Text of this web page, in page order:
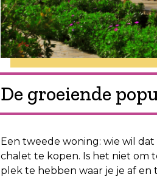
De groeiende
Een tweede woning: wie wil
chalet te kopen. Is het niet om
plek te hebben waar je je af